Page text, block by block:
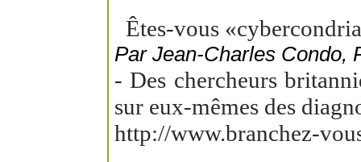
Êtes-vous
Par Jean-Charles Condo,
- Des chercheurs
sur eux-mêmes des
http://www.branchez-